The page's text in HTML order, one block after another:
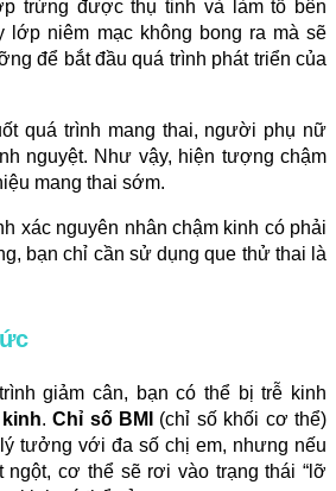
trứng được thụ tinh và làm tổ bên
lớp niêm mạc không bong ra mà sẽ
để bắt đầu quá trình phát triển của
quá trình mang thai, người phụ nữ
nguyệt. Như vậy, hiện tượng chậm
mang thai sớm.
xác nguyên nhân chậm kinh có phải
bạn chỉ cần sử dụng que thử thai là
giảm cân, bạn có thể bị trễ kinh
.Chỉ số BMI
(chỉ số khối cơ thể)
tưởng với đa số chị em, nhưng nếu
ngột, cơ thể sẽ rơi vào trạng thái “lỡ